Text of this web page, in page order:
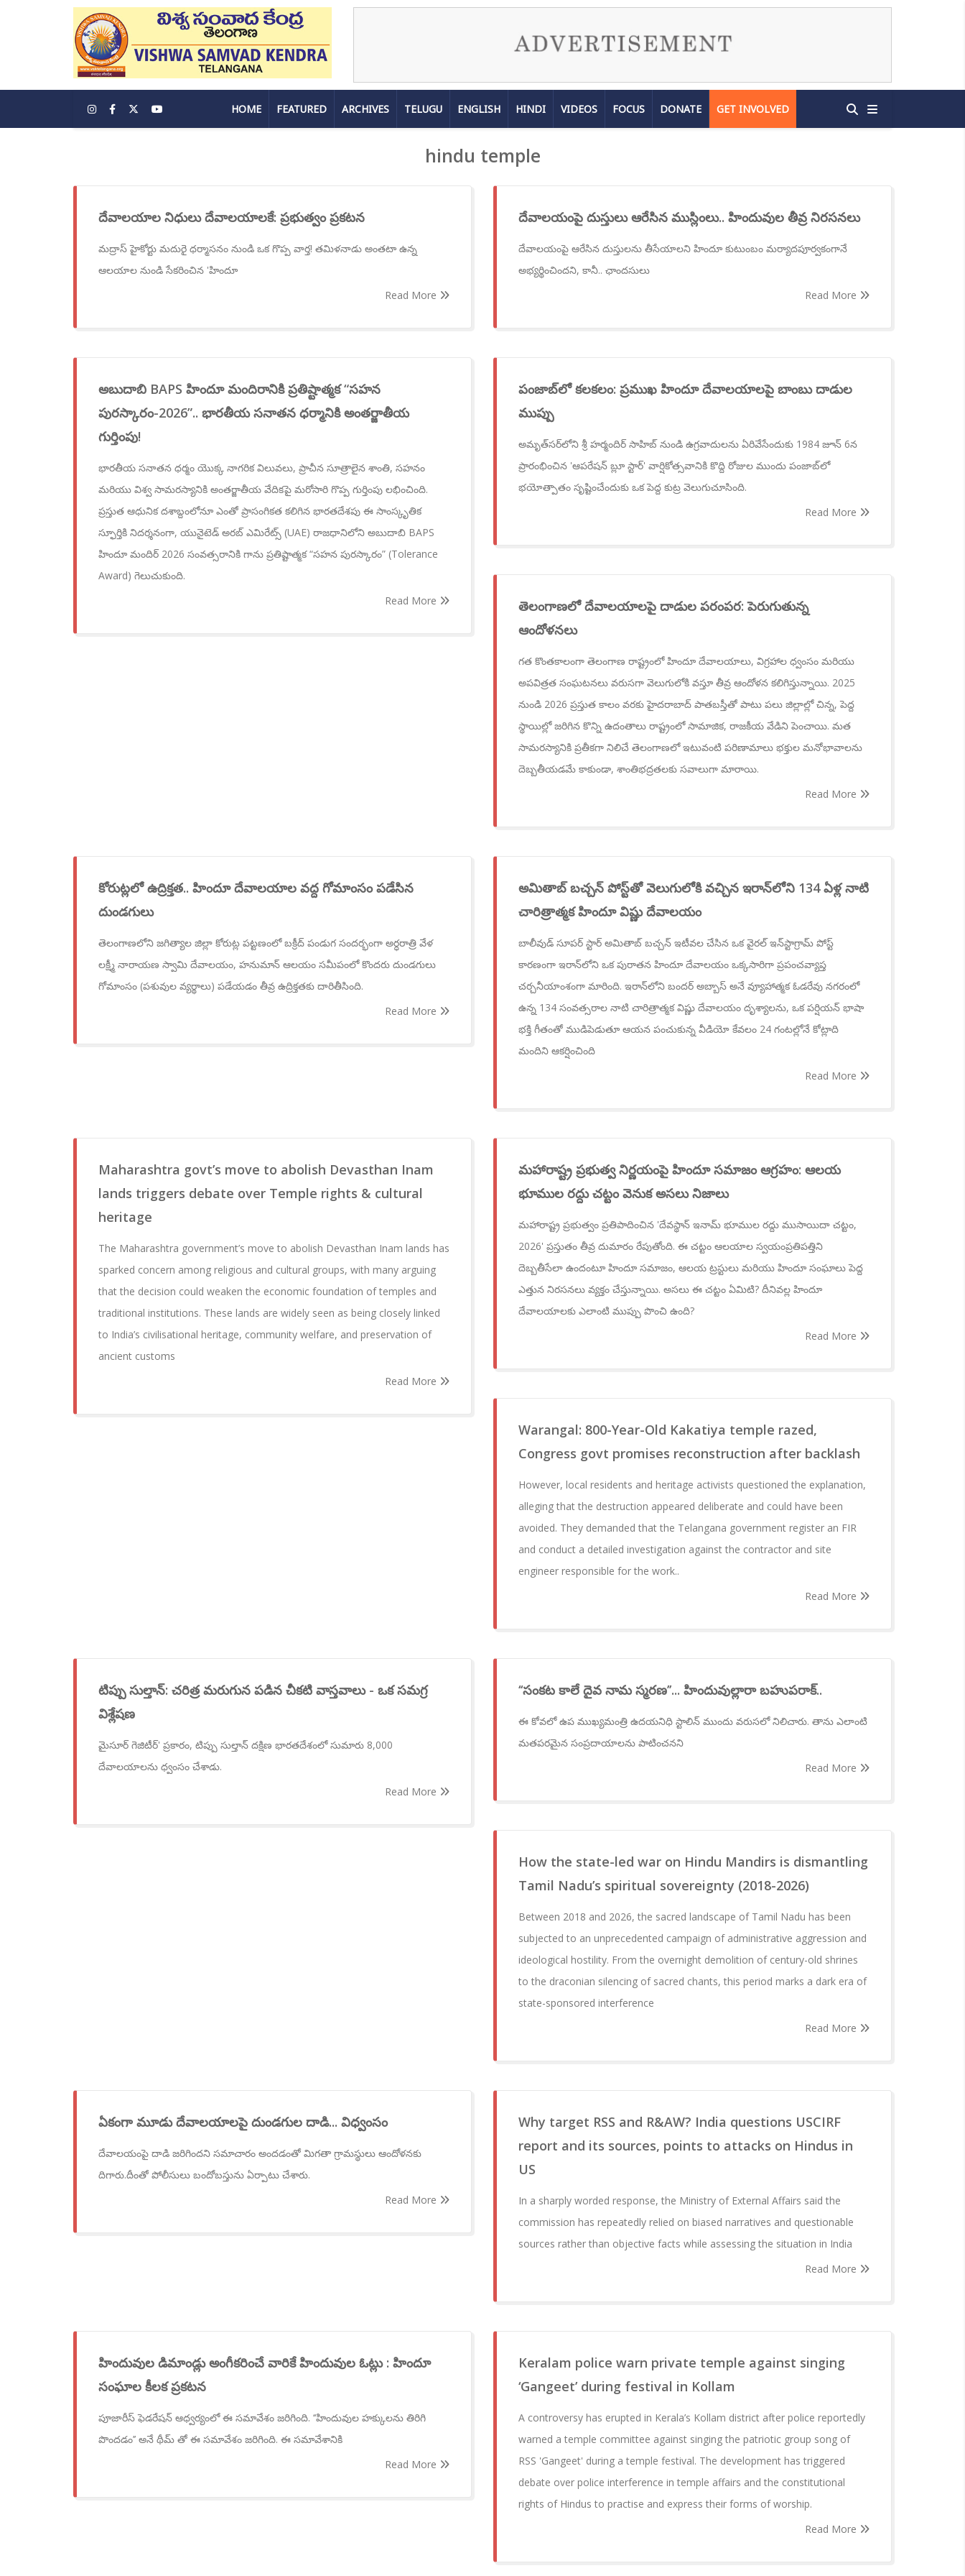
HOME FEATURED ARCHIVES TELUGU ENGLISH HINDI VIDEOS FOCUS DONATE GET INVOLVED
hindu temple
దేవాలయాల నిధులు దేవాలయాలకే: ప్రభుత్వం ప్రకటన
మద్రాస్ హైకోర్టు మదురై ధర్మాసనం నుండి ఒక గొప్ప వార్త! తమిళనాడు అంతటా ఉన్న
ఆలయాల నుండి సేకరించిన 'హిందూ
Read More
దేవాలయంపై దుస్తులు ఆరేసిన ముస్లింలు.. హిందువుల తీవ్ర నిరసనలు
దేవాలయంపై ఆరేసిన దుస్తులను తీసేయాలని హిందూ కుటుంబం మర్యాదపూర్వకంగానే
అభ్యర్థించిందని, కానీ.. ఛాందసులు
Read More
అబుదాబి BAPS హిందూ మందిరానికి ప్రతిష్టాత్మక “సహన
పురస్కారం-2026”.. భారతీయ సనాతన ధర్మానికి అంతర్జాతీయ
గుర్తింపు!
భారతీయ సనాతన ధర్మం యొక్క నాగరిక విలువలు, ప్రాచీన సూత్రాలైన శాంతి, సహనం
మరియు విశ్వ సామరస్యానికి అంతర్జాతీయ వేదికపై మరోసారి గొప్ప గుర్తింపు లభించింది.
ప్రస్తుత ఆధునిక దశాబ్దంలోనూ ఎంతో ప్రాసంగికత కలిగిన భారతదేశపు ఈ సాంస్కృతిక
స్ఫూర్తికి నిదర్శనంగా, యునైటెడ్ అరబ్ ఎమిరేట్స్ (UAE) రాజధానిలోని అబుదాబి BAPS
హిందూ మందిర్ 2026 సంవత్సరానికి గాను ప్రతిష్టాత్మక “సహన పురస్కారం” (Tolerance
Award) గెలుచుకుంది.
Read More
పంజాబ్‌లో కలకలం: ప్రముఖ హిందూ దేవాలయాలపై బాంబు దాడుల
ముప్పు
అమృత్‌సర్‌లోని శ్రీ హర్మందిర్ సాహిబ్ నుండి ఉగ్రవాదులను ఏరివేసేందుకు 1984 జూన్ 6న
ప్రారంభించిన 'ఆపరేషన్ బ్లూ స్టార్' వార్షికోత్సవానికి కొద్ది రోజుల ముందు పంజాబ్‌లో
భయోత్పాతం సృష్టించేందుకు ఒక పెద్ద కుట్ర వెలుగుచూసింది.
Read More
తెలంగాణలో దేవాలయాలపై దాడుల పరంపర: పెరుగుతున్న
ఆందోళనలు
గత కొంతకాలంగా తెలంగాణ రాష్ట్రంలో హిందూ దేవాలయాలు, విగ్రహాల ధ్వంసం మరియు
అపవిత్రత సంఘటనలు వరుసగా వెలుగులోకి వస్తూ తీవ్ర ఆందోళన కలిగిస్తున్నాయి. 2025
నుండి 2026 ప్రస్తుత కాలం వరకు హైదరాబాద్ పాతబస్తీతో పాటు పలు జిల్లాల్లో చిన్న, పెద్ద
స్థాయిల్లో జరిగిన కొన్ని ఉదంతాలు రాష్ట్రంలో సామాజిక, రాజకీయ వేడిని పెంచాయి. మత
సామరస్యానికి ప్రతీకగా నిలిచే తెలంగాణలో ఇటువంటి పరిణామాలు భక్తుల మనోభావాలను
దెబ్బతీయడమే కాకుండా, శాంతిభద్రతలకు సవాలుగా మారాయి.
Read More
కోరుట్లలో ఉద్రిక్తత.. హిందూ దేవాలయాల వద్ద గోమాంసం పడేసిన
దుండగులు
తెలంగాణలోని జగిత్యాల జిల్లా కోరుట్ల పట్టణంలో బక్రీద్ పండుగ సందర్భంగా అర్ధరాత్రి వేళ
లక్ష్మీ నారాయణ స్వామి దేవాలయం, హనుమాన్ ఆలయం సమీపంలో కొందరు దుండగులు
గోమాంసం (పశువుల వ్యర్థాలు) పడేయడం తీవ్ర ఉద్రిక్తతకు దారితీసింది.
Read More
అమితాబ్ బచ్చన్ పోస్ట్‌తో వెలుగులోకి వచ్చిన ఇరాన్‌లోని 134 ఏళ్ల నాటి
చారిత్రాత్మక హిందూ విష్ణు దేవాలయం
బాలీవుడ్ సూపర్ స్టార్ అమితాబ్ బచ్చన్ ఇటీవల చేసిన ఒక వైరల్ ఇన్‌స్టాగ్రామ్ పోస్ట్
కారణంగా ఇరాన్‌లోని ఒక పురాతన హిందూ దేవాలయం ఒక్కసారిగా ప్రపంచవ్యాప్త
చర్చనీయాంశంగా మారింది. ఇరాన్‌లోని బందర్ అబ్బాస్ అనే వ్యూహాత్మక ఓడరేవు నగరంలో
ఉన్న 134 సంవత్సరాల నాటి చారిత్రాత్మక విష్ణు దేవాలయం దృశ్యాలను, ఒక పర్షియన్ భాషా
భక్తి గీతంతో ముడిపెడుతూ ఆయన పంచుకున్న వీడియో కేవలం 24 గంటల్లోనే కోట్లాది
మందిని ఆకర్షించింది
Read More
Maharashtra govt’s move to abolish Devasthan Inam
lands triggers debate over Temple rights & cultural
heritage
The Maharashtra government’s move to abolish Devasthan Inam lands has
sparked concern among religious and cultural groups, with many arguing
that the decision could weaken the economic foundation of temples and
traditional institutions. These lands are widely seen as being closely linked
to India’s civilisational heritage, community welfare, and preservation of
ancient customs
Read More
మహారాష్ట్ర ప్రభుత్వ నిర్ణయంపై హిందూ సమాజం ఆగ్రహం: ఆలయ
భూముల రద్దు చట్టం వెనుక అసలు నిజాలు
మహారాష్ట్ర ప్రభుత్వం ప్రతిపాదించిన 'దేవస్థాన్ ఇనామ్ భూముల రద్దు ముసాయిదా చట్టం,
2026' ప్రస్తుతం తీవ్ర దుమారం రేపుతోంది. ఈ చట్టం ఆలయాల స్వయంప్రతిపత్తిని
దెబ్బతీసేలా ఉందంటూ హిందూ సమాజం, ఆలయ ట్రస్టులు మరియు హిందూ సంఘాలు పెద్ద
ఎత్తున నిరసనలు వ్యక్తం చేస్తున్నాయి. అసలు ఈ చట్టం ఏమిటి? దీనివల్ల హిందూ
దేవాలయాలకు ఎలాంటి ముప్పు పొంచి ఉంది?
Read More
Warangal: 800-Year-Old Kakatiya temple razed,
Congress govt promises reconstruction after backlash
However, local residents and heritage activists questioned the explanation,
alleging that the destruction appeared deliberate and could have been
avoided. They demanded that the Telangana government register an FIR
and conduct a detailed investigation against the contractor and site
engineer responsible for the work..
Read More
టిప్పు సుల్తాన్: చరిత్ర మరుగున పడిన చీకటి వాస్తవాలు - ఒక సమగ్ర
విశ్లేషణ
మైసూర్ గెజిటీర్' ప్రకారం, టిప్పు సుల్తాన్ దక్షిణ భారతదేశంలో సుమారు 8,000
దేవాలయాలను ధ్వంసం చేశాడు.
Read More
‘‘సంకట కాలే దైవ నామ స్మరణ’’... హిందువుల్లారా బహుపరాక్..
ఈ కోవలో ఉప ముఖ్యమంత్రి ఉదయనిధి స్టాలిన్ ముందు వరుసలో నిలిచారు. తాను ఎలాంటి
మతపరమైన సంప్రదాయాలను పాటించనని
Read More
How the state-led war on Hindu Mandirs is dismantling
Tamil Nadu’s spiritual sovereignty (2018-2026)
Between 2018 and 2026, the sacred landscape of Tamil Nadu has been
subjected to an unprecedented campaign of administrative aggression and
ideological hostility. From the overnight demolition of century-old shrines
to the draconian silencing of sacred chants, this period marks a dark era of
state-sponsored interference
Read More
ఏకంగా మూడు దేవాలయాలపై దుండగుల దాడి... విధ్వంసం
దేవాలయంపై దాడి జరిగిందని సమాచారం అందడంతో మిగతా గ్రామస్థులు ఆందోళనకు
దిగారు.దీంతో పోలీసులు బందోబస్తును ఏర్పాటు చేశారు.
Read More
Why target RSS and R&AW? India questions USCIRF
report and its sources, points to attacks on Hindus in
US
In a sharply worded response, the Ministry of External Affairs said the
commission has repeatedly relied on biased narratives and questionable
sources rather than objective facts while assessing the situation in India
Read More
హిందువుల డిమాండ్లు అంగీకరించే వారికే హిందువుల ఓట్లు : హిందూ
సంఘాల కీలక ప్రకటన
పూజారీస్ ఫెడరేషన్ ఆధ్వర్యంలో ఈ సమావేశం జరిగింది. ‘‘హిందువుల హక్కులను తిరిగి
పొందడం’’ అనే థీమ్ తో ఈ సమావేశం జరిగింది. ఈ సమావేశానికి
Read More
Keralam police warn private temple against singing
‘Gangeet’ during festival in Kollam
A controversy has erupted in Kerala’s Kollam district after police reportedly
warned a temple committee against singing the patriotic group song of
RSS 'Gangeet' during a temple festival. The development has triggered
debate over police interference in temple affairs and the constitutional
rights of Hindus to practise and express their forms of worship.
Read More